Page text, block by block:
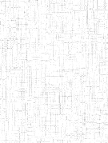
ENIEG Privé
ENIEG Privé